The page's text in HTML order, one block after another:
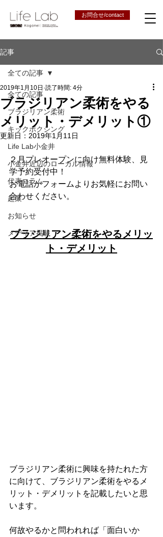
お問合せ/contact
記事
全ての記事
ブラジリアン柔術
キックボクシング
Life Lab小金井
小金井近辺のローカル情報
代表コラム
起業
お知らせ
メディア掲載
全ての記事
ブラジリアン柔術をやる
メリット・デメリット①
2019年1月10日 読了時間: 4分
更新日： 2019年1月11日
２月プレオープンに向け無料体験、見
学予約受付中！
お電話かフォームよりお気軽にお問い
合わせください。
ブラジリアン柔術をやるメリッ
ト・デメリット
ブラジリアン柔術に興味を持たれた方
に向けて、ブラジリアン柔術をやるメ
リット・デメリットを記載したいと思
います。
何故やるかと問われれば「面白いか